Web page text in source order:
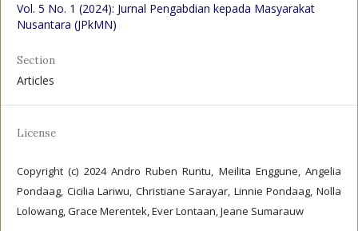
Vol. 5 No. 1 (2024): Jurnal Pengabdian kepada Masyarakat
Nusantara (JPkMN)
Section
Articles
License
Copyright (c) 2024 Andro Ruben Runtu, Meilita Enggune, Angelia
Pondaag, Cicilia Lariwu, Christiane Sarayar, Linnie Pondaag, Nolla
Lolowang, Grace Merentek, Ever Lontaan, Jeane Sumarauw